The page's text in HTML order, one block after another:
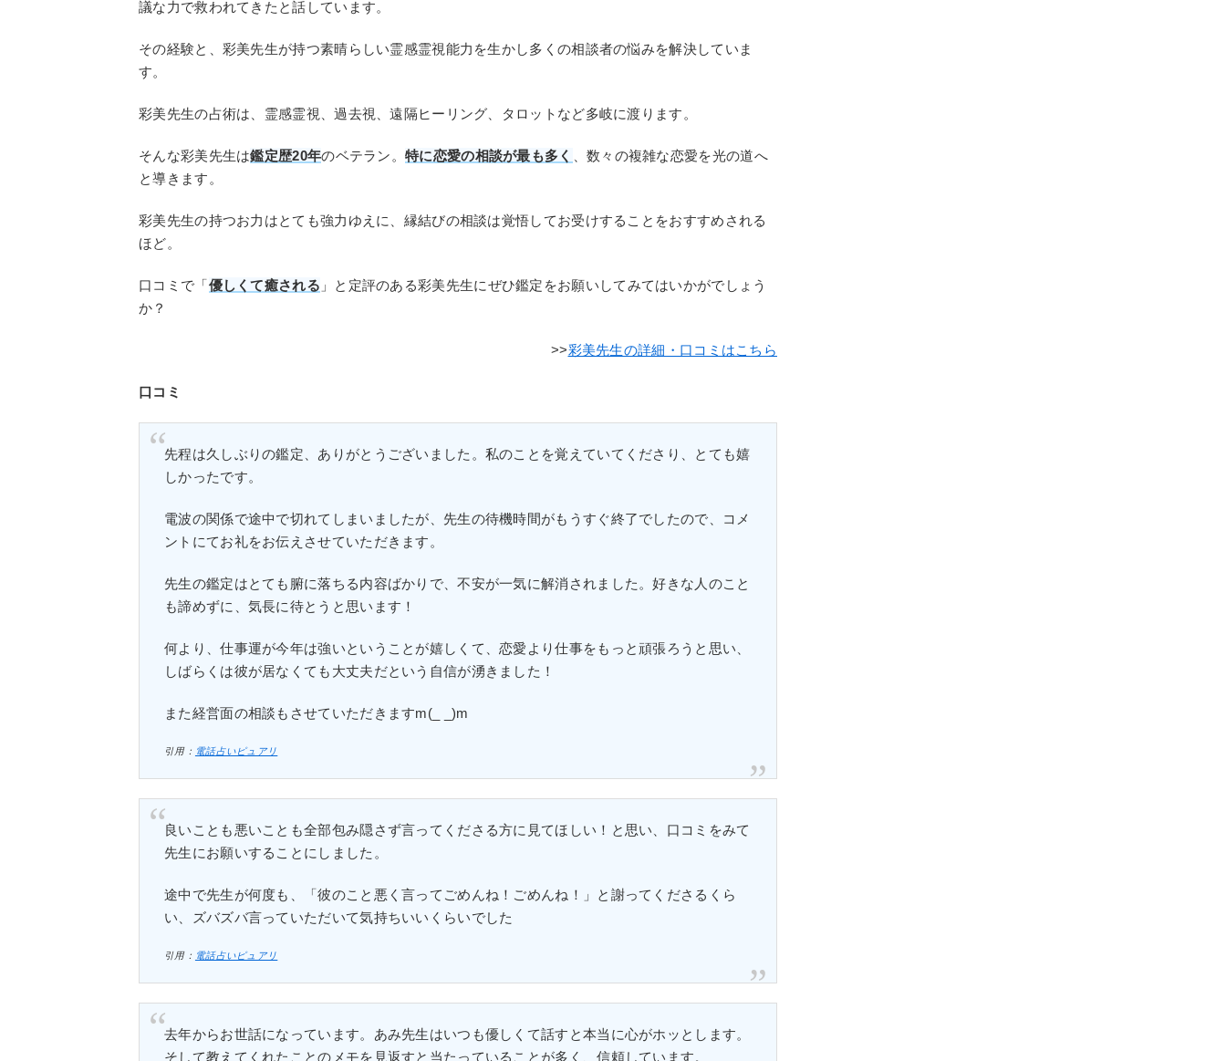
議な力で救われてきたと話しています。
その経験と、彩美先生が持つ素晴らしい霊感霊視能力を生かし多くの相談者の悩みを解決していま
す。
彩美先生の占術は、霊感霊視、過去視、遠隔ヒーリング、タロットなど多岐に渡ります。
そんな彩美先生は鑑定歴20年のベテラン。特に恋愛の相談が最も多く
、数々の複雑な恋愛を光の道へ
と導きます。
彩美先生の持つお力はとても強力ゆえに、縁結びの相談は覚悟してお受けすることをおすすめされる
ほど。
口コミで「優しくて癒される 」と定評のある彩美先生にぜひ鑑定をお願いしてみてはいかがでしょう
か？
彩美先生の詳細・口コミはこちら
口コミ
先程は久しぶりの鑑定、ありがとうございました。私のことを覚えていてくださり、とても嬉
しかったです。
電波の関係で途中で切れてしまいましたが、先生の待機時間がもうすぐ終了でしたので、コメ
ントにてお礼をお伝えさせていただきます。
先生の鑑定はとても腑に落ちる内容ばかりで、不安が一気に解消されました。好きな人のこと
も諦めずに、気長に待とうと思います！
何より、仕事運が今年は強いということが嬉しくて、恋愛より仕事をもっと頑張ろうと思い、
しばらくは彼が居なくても大丈夫だという自信が湧きました！
また経営面の相談もさせていただきますm(_ _)m
引用： 電話占いピュアリ
良いことも悪いことも全部包み隠さず言ってくださる方に見てほしい！と思い、口コミをみて
先生にお願いすることにしました。
途中で先生が何度も、「彼のこと悪く言ってごめんね！ごめんね！」と謝ってくださるくら
い、ズバズバ言っていただいて気持ちいいくらいでした
引用： 電話占いピュアリ
去年からお世話になっています。あみ先生はいつも優しくて話すと本当に心がホッとします。
そして教えてくれたことのメモを見返すと当たっていることが多く、信頼しています。